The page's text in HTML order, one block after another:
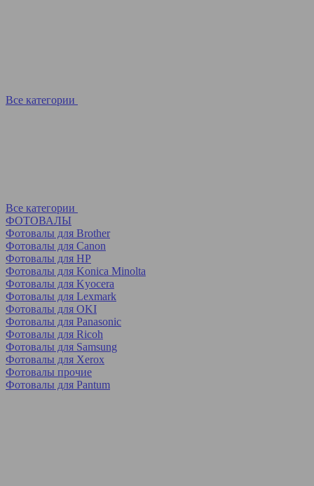
Все категории
Все категории
ФОТОВАЛЫ
Фотовалы для Brother
Фотовалы для Canon
Фотовалы для HP
Фотовалы для Koniсa Minolta
Фотовалы для Kyocera
Фотовалы для Lexmark
Фотовалы для OKI
Фотовалы для Panasonic
Фотовалы для Ricoh
Фотовалы для Samsung
Фотовалы для Xerox
Фотовалы прочие
Фотовалы для Pantum